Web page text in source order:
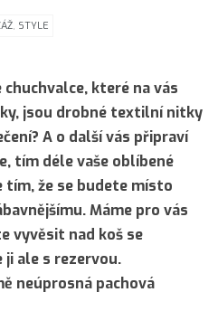
, STYLE
chuchvalce, které na vás
jsou drobné textilní nitky
A o další vás připraví
tím déle vaše oblíbené
tím, že se budete místo
Máme pro vás
vyvěsit nad koš se
ji ale s rezervou.
neúprosná pachová